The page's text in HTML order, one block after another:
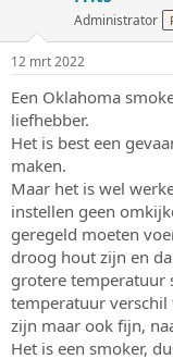
Administrator
12 mrt 2022
Een Oklahoma
liefhebber.
Het is best een
maken.
Maar het is wel
instellen geen
geregeld moeten
droog hout zijn en
grotere temperatuur
temperatuur verschil
zijn maar ook fijn,
Het is een smoker,